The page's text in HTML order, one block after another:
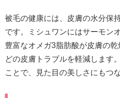
被毛の健康には、皮膚の水分保
です。ミシュワンにはサーモン
豊富なオメガ3脂肪酸が皮膚の
どの皮膚トラブルを軽減します
ことで、見た目の美しさにもつ